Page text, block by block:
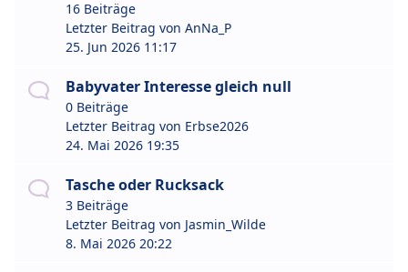
16 Beiträge
Letzter Beitrag von AnNa_P
25. Jun 2026 11:17
Babyvater Interesse gleich null
0 Beiträge
Letzter Beitrag von Erbse2026
24. Mai 2026 19:35
Tasche oder Rucksack
3 Beiträge
Letzter Beitrag von Jasmin_Wilde
8. Mai 2026 20:22